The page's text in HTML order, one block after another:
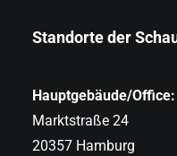
Standorte der
Hauptgebäude/Office:
Marktstraße 24
20357 Hamburg